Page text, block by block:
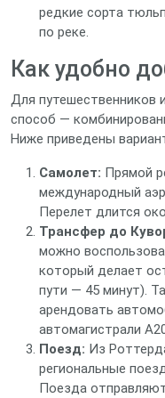
редкие сорта
по реке.
Как удобно
Для путешественников
способ —
Ниже приведены
Самолет: Прямой
международный
Перелет длится
Трансфер до
можно
который делает
пути — 45 минут).
арендовать
автомагистрали
Поезд: Из
региональные
Поезда